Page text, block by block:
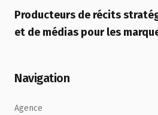
Producteurs de récits
et de médias pour les
Navigation
Agence